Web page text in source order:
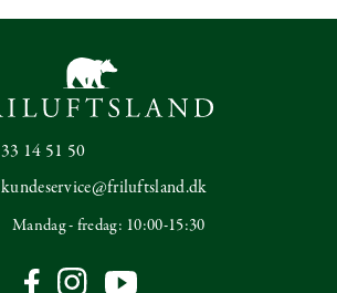
33 14 51 50
kundeservice@friluftsland.dk
Mandag - fredag: 10:00-15:30